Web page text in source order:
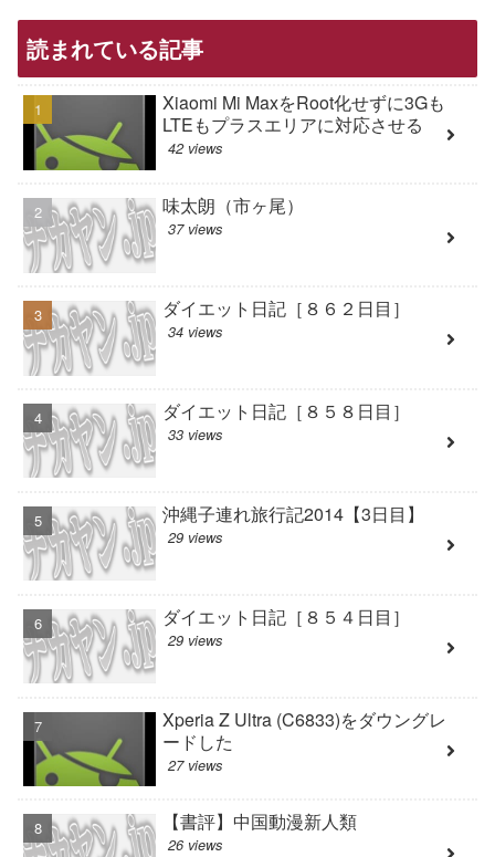
読まれている記事
Xiaomi Mi MaxをRoot化せずに3Gも
LTEもプラスエリアに対応させる
42 views
味太朗（市ヶ尾）
37 views
ダイエット日記［８６２日目］
34 views
ダイエット日記［８５８日目］
33 views
沖縄子連れ旅行記2014【3日目】
29 views
ダイエット日記［８５４日目］
29 views
Xperia Z Ultra (C6833)をダウングレ
ードした
27 views
【書評】中国動漫新人類
26 views